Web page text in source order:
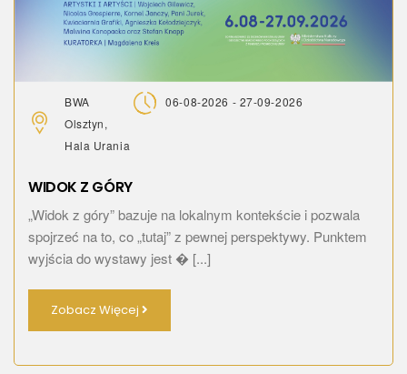
BWA
Olsztyn,
Hala Urania
06-08-2026 - 27-09-2026
WIDOK Z GÓRY
„Widok z góry” bazuje na lokalnym kontekście i pozwala
spojrzeć na to, co „tutaj” z pewnej perspektywy. Punktem
wyjścia do wystawy jest � [...]
Zobacz Więcej